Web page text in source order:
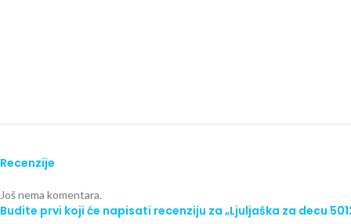
Recenzije
Još nema komentara.
Budite prvi koji će napisati recenziju za „Ljuljaška za decu